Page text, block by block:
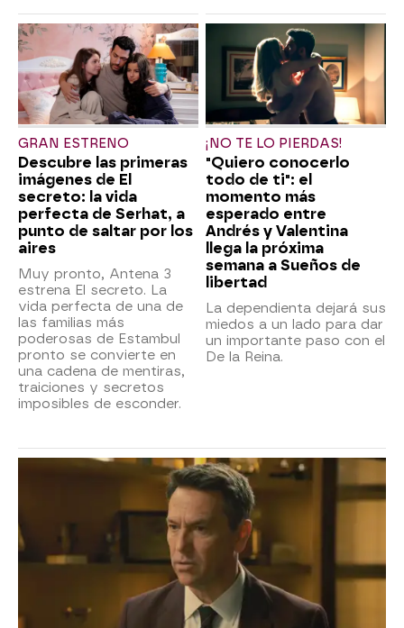
GRAN ESTRENO
Descubre las primeras
imágenes de El
secreto: la vida
perfecta de Serhat, a
punto de saltar por los
aires
Muy pronto, Antena 3
estrena El secreto. La
vida perfecta de una de
las familias más
poderosas de Estambul
pronto se convierte en
una cadena de mentiras,
traiciones y secretos
imposibles de esconder.
¡NO TE LO PIERDAS!
"Quiero conocerlo
todo de ti": el
momento más
esperado entre
Andrés y Valentina
llega la próxima
semana a Sueños de
libertad
La dependienta dejará sus
miedos a un lado para dar
un importante paso con el
De la Reina.